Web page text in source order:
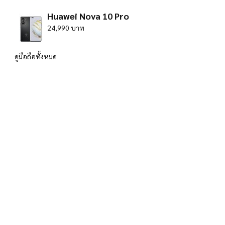
Huawei Nova 10 Pro
24,990 บาท
ดูมือถือทั้งหมด